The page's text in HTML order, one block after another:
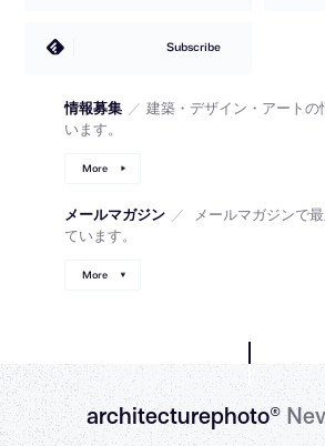
Subscribe
情報募集 ／ 建築・デザイン・アート
います。
More
メールマガジン ／
メールマガジンで
ています。
More
architecturephoto®